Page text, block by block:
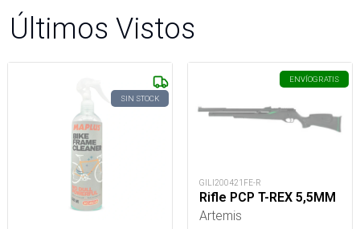
Últimos Vistos
SIN STOCK
ENVÍOGRATIS
GILI200421FE-R
Rifle PCP T-REX 5,5MM
Artemis